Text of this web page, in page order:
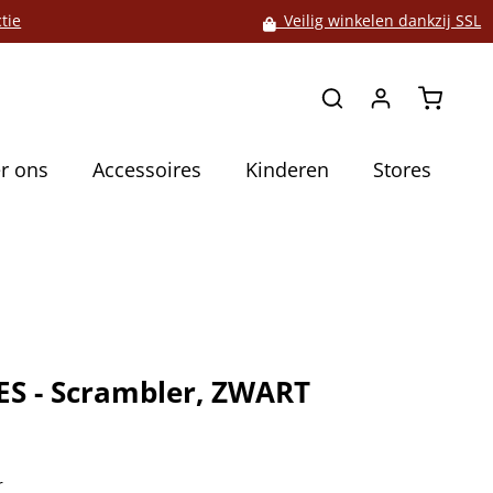
Veilig winkelen dankzij SSL
ons Accessoires Kinderen Stores
- Scrambler, ZWART